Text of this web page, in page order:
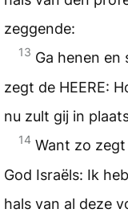
zeggende:
13 Ga henen en
zegt de HEERE:
nu zult gij in
14 Want zo zegt
God Israëls: Ik
hals van al deze